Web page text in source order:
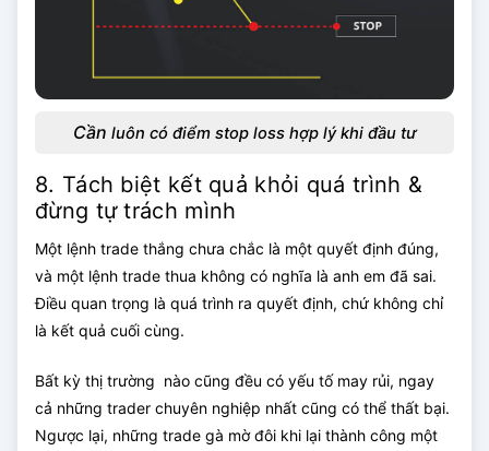
Cần luôn có điểm stop loss hợp lý khi đầu tư
8. Tách biệt kết quả khỏi quá trình &
đừng tự trách mình
Một lệnh trade thắng chưa chắc là một quyết định đúng,
và một lệnh trade thua không có nghĩa là anh em đã sai.
Điều quan trọng là quá trình ra quyết định, chứ không chỉ
là kết quả cuối cùng.
Bất kỳ thị trường nào cũng đều có yếu tố may rủi, ngay
cả những trader chuyên nghiệp nhất cũng có thể thất bại.
Ngược lại, những trade gà mờ đôi khi lại thành công một